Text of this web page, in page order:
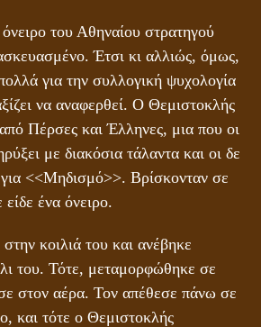
του Αθηναίου στρατηγού
Έτσι κι αλλιώς, όμως,
για την συλλογική ψυχολογία
να αναφερθεί. Ο Θεμιστοκλής
Πέρσες και Έλληνες, μια που οι
με διακόσια τάλαντα και οι δε
<<Μηδισμό>>. Βρίσκονταν σε
ένα όνειρο.
κοιλιά του και ανέβηκε
του. Τότε, μεταμορφώθηκε σε
στον αέρα. Τον απέθεσε πάνω σε
και τότε ο Θεμιστοκλής